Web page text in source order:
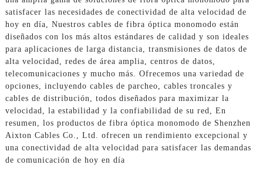
satisfacer las necesidades de conectividad de alta velocidad de
hoy en día, Nuestros cables de fibra óptica monomodo están
diseñados con los más altos estándares de calidad y son ideales
para aplicaciones de larga distancia, transmisiones de datos de
alta velocidad, redes de área amplia, centros de datos,
telecomunicaciones y mucho más. Ofrecemos una variedad de
opciones, incluyendo cables de parcheo, cables troncales y
cables de distribución, todos diseñados para maximizar la
velocidad, la estabilidad y la confiabilidad de su red, En
resumen, los productos de fibra óptica monomodo de Shenzhen
Aixton Cables Co., Ltd. ofrecen un rendimiento excepcional y
una conectividad de alta velocidad para satisfacer las demandas
de comunicación de hoy en día